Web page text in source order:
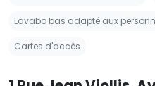
Lavabo bas adapté aux
Cartes d'accès